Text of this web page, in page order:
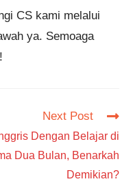
CS kami melalui
ya. Semoaga
Next Post
Dengan Belajar di
Dua Bulan, Benarkah
Demikian?